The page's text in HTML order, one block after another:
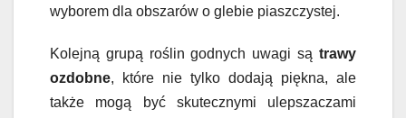
wyborem dla obszarów o glebie piaszczystej.
Kolejną grupą roślin godnych uwagi są trawy
ozdobne, które nie tylko dodają piękna, ale
także mogą być skutecznymi ulepszaczami